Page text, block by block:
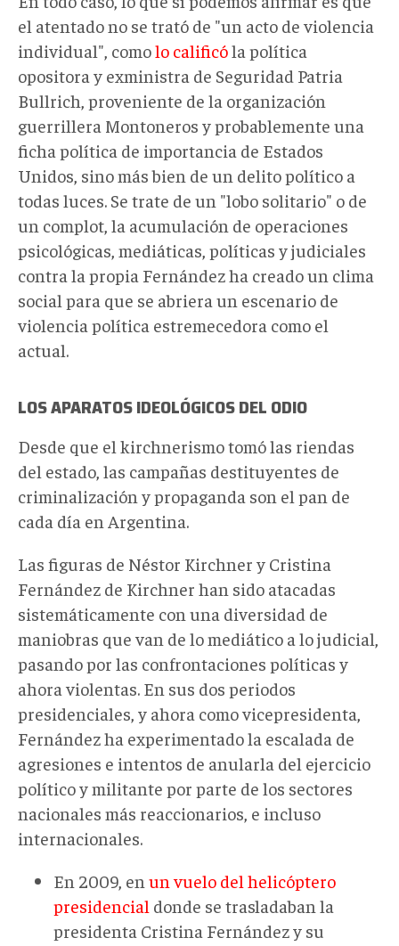
el atentado no se trató de "un acto de violencia
individual", comolo calificóla política
opositora y exministra de Seguridad Patria
Bullrich, proveniente de la organización
guerrillera Montoneros y probablemente una
ficha política de importancia de Estados
Unidos, sino más bien de un delito político a
todas luces. Se trate de un "lobo solitario" o de
un complot, la acumulación de operaciones
psicológicas, mediáticas, políticas y judiciales
contra la propia Fernández ha creado un clima
social para que se abriera un escenario de
violencia política estremecedora como el
actual.
LOS APARATOS IDEOLÓGICOS DEL ODIO
Desde que el kirchnerismo tomó las riendas
del estado, las campañas destituyentes de
criminalización y propaganda son el pan de
cada día en Argentina.
Las figuras de Néstor Kirchner y Cristina
Fernández de Kirchner han sido atacadas
sistemáticamente con una diversidad de
maniobras que van de lo mediático a lo judicial,
pasando por las confrontaciones políticas y
ahora violentas. En sus dos periodos
presidenciales, y ahora como vicepresidenta,
Fernández ha experimentado la escalada de
agresiones e intentos de anularla del ejercicio
político y militante por parte de los sectores
nacionales más reaccionarios, e incluso
internacionales.
En 2009, en un vuelo del helicóptero
presidencial donde se trasladaban la
presidenta Cristina Fernández y su